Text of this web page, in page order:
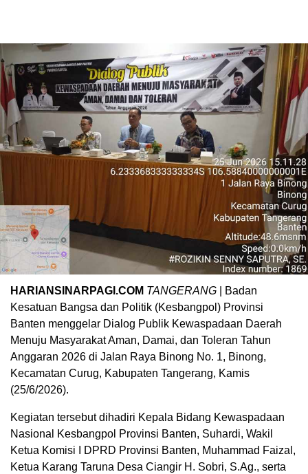
HARIANSINARPAGI.COM TANGERANG | Badan
Kesatuan Bangsa dan Politik (Kesbangpol) Provinsi
Banten menggelar Dialog Publik Kewaspadaan Daerah
Menuju Masyarakat Aman, Damai, dan Toleran Tahun
Anggaran 2026 di Jalan Raya Binong No. 1, Binong,
Kecamatan Curug, Kabupaten Tangerang, Kamis
(25/6/2026).
Kegiatan tersebut dihadiri Kepala Bidang Kewaspadaan
Nasional Kesbangpol Provinsi Banten, Suhardi, Wakil
Ketua Komisi I DPRD Provinsi Banten, Muhammad Faizal,
Ketua Karang Taruna Desa Ciangir H. Sobri, S.Ag., serta